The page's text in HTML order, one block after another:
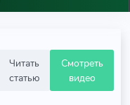
Читать
статью
Смотреть
видео